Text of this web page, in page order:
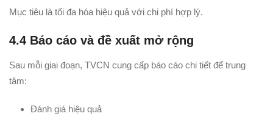
Mục tiêu là tối đa hóa hiệu quả với chi phí hợp lý.
4.4 Báo cáo và đề xuất mở rộng
Sau mỗi giai đoạn, TVCN cung cấp báo cáo chi tiết để trung
tâm:
Đánh giá hiệu quả